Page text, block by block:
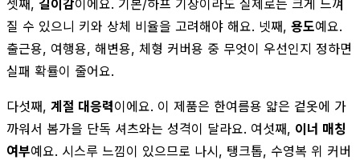
셋째, 길이감이에요. 기본/하프 기장이라도 실제로는 크게 느껴
질 수 있으니 키와 상체 비율을 고려해야 해요. 넷째, 용도예요.
출근용, 여행용, 해변용, 체형 커버용 중 무엇이 우선인지 정하면
실패 확률이 줄어요.
다섯째, 계절 대응력이에요. 이 제품은 한여름용 얇은 겉옷에 가
까워서 봄가을 단독 셔츠와는 성격이 달라요. 여섯째, 이너 매칭
여부예요. 시스루 느낌이 있으므로 나시, 탱크톱, 수영복 위 커버